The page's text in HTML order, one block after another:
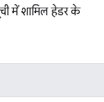
में शामिल हेडर के